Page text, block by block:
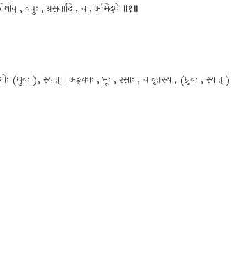
, वपुः , ग्रसनादि , च , अभिदघे ॥१॥
(धुवः ), स्यात् । अङ्काः , भूः , रसाः , च वृत्तस्य , (ध्रुवः , स्यात् )